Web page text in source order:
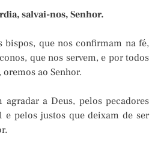
salvai-nos, Senhor.
bispos, que nos confirmam na fé,
que nos servem, e por todos
ao Senhor.
agradar a Deus, pelos pecadores
e pelos justos que deixam de ser